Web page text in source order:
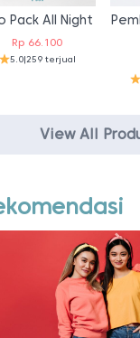
Pack All Night
Rp 66.100
5.0|259 terjual
View All